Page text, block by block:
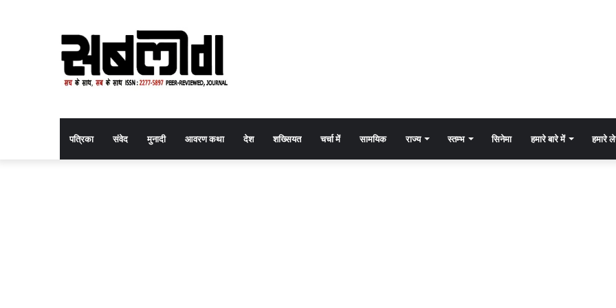
पत्रिका संवेद मुनादी आवरण कथा देश शख्सियत चर्चा में सामयिक राज्य स्तम्भ सिनेमा हमारे बारे में हमारे